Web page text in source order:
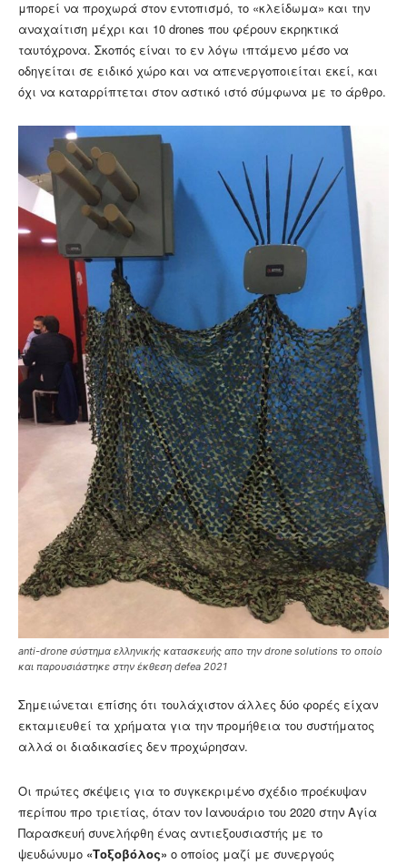
μπορεί να προχωρά στον εντοπισμό, το «κλείδωμα» και την
αναχαίτιση μέχρι και 10 drones που φέρουν εκρηκτικά
ταυτόχρονα. Σκοπός είναι το εν λόγω ιπτάμενο μέσο να
οδηγείται σε ειδικό χώρο και να απενεργοποιείται εκεί, και
όχι να καταρρίπτεται στον αστικό ιστό σύμφωνα με το άρθρο.
anti-drone σύστημα ελληνικής κατασκευής απο την drone solutions το οποίο
και παρουσιάστηκε στην έκθεση defea 2021
Σημειώνεται επίσης ότι τουλάχιστον άλλες δύο φορές είχαν
εκταμιευθεί τα χρήματα για την προμήθεια του συστήματος
αλλά οι διαδικασίες δεν προχώρησαν.
Οι πρώτες σκέψεις για το συγκεκριμένο σχέδιο προέκυψαν
περίπου προ τριετίας, όταν τον Ιανουάριο του 2020 στην Αγία
Παρασκευή συνελήφθη ένας αντιεξουσιαστής με το
ψευδώνυμο «Τοξοβόλος» ο οποίος μαζί με συνεργούς